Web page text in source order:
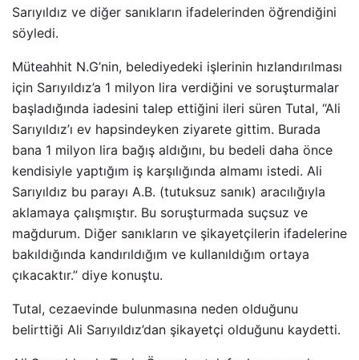
Sarıyıldız ve diğer sanıkların ifadelerinden öğrendiğini
söyledi.
Müteahhit N.G’nin, belediyedeki işlerinin hızlandırılması
için Sarıyıldız’a 1 milyon lira verdiğini ve soruşturmalar
başladığında iadesini talep ettiğini ileri süren Tutal, “Ali
Sarıyıldız’ı ev hapsindeyken ziyarete gittim. Burada
bana 1 milyon lira bağış aldığını, bu bedeli daha önce
kendisiyle yaptığım iş karşılığında almamı istedi. Ali
Sarıyıldız bu parayı A.B. (tutuksuz sanık) aracılığıyla
aklamaya çalışmıştır. Bu soruşturmada suçsuz ve
mağdurum. Diğer sanıkların ve şikayetçilerin ifadelerine
bakıldığında kandırıldığım ve kullanıldığım ortaya
çıkacaktır.” diye konuştu.
Tutal, cezaevinde bulunmasına neden olduğunu
belirttiği Ali Sarıyıldız’dan şikayetçi olduğunu kaydetti.